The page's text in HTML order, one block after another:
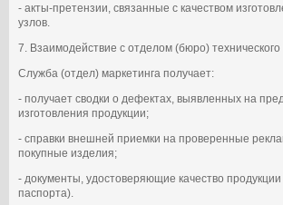
- акты-претензии, связанные с качеством
узлов.
7. Взаимодействие с отделом (бюро) технического
Служба (отдел) маркетинга получает:
- получает сводки о дефектах, выявленных на
изготовления продукции;
- справки внешней приемки на проверенные
покупные изделия;
- документы, удостоверяющие качество
паспорта).